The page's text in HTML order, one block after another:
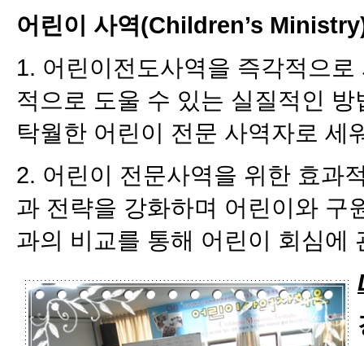
어린이 사역(Children’s
1. 어린이전도사역을 즉각적으
적으로 도울 수 있는 실질적인
탁월한 어린이 전문 사역자로 세
2. 어린이 전문사역을 위한 효과
과 전략을 강화하며 어린이와 구
과의 비교를 통해 어린이 회심에